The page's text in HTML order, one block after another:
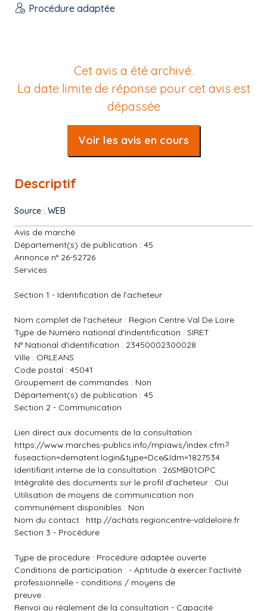
Procédure adaptée
Cet avis a été archivé.
La date limite de réponse pour cet avis est
dépassée
Voir les avis en cours
Descriptif
Source : WEB
Avis de marché
Département(s) de publication : 45
Annonce n° 26-52726
Services
Section 1 - Identification de l'acheteur
Nom complet de l'acheteur : Region Centre Val De Loire
Type de Numéro national d'indentification : SIRET
N° National d'identification : 23450002300028
Ville : ORLEANS
Code postal : 45041
Groupement de commandes : Non
Département(s) de publication : 45
Section 2 - Communication
Lien direct aux documents de la consultation :
https://www.marches-publics.info/mpiaws/index.cfm?
fuseaction=dematent.login&type=Dce&Idm=1827534
Identifiant interne de la consultation : 26SMB01OPC
Intégralité des documents sur le profil d'acheteur : Oui
Utilisation de moyens de communication non
communément disponibles : Non
Nom du contact : http://achats.regioncentre-valdeloire.fr
Section 3 - Procédure
Type de procédure : Procédure adaptée ouverte
Conditions de participation : - Aptitude à exercer l'activité
professionnelle - conditions / moyens de
preuve :
Renvoi au règlement de la consultation - Capacité